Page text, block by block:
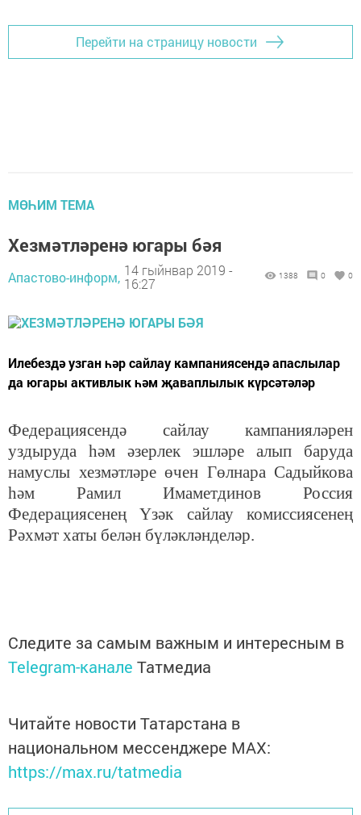
Перейти на страницу новости
МӨҺИМ ТЕМА
Хезмәтләренә югары бәя
Апастово-информ, 14 гыйнвар 2019 -
16:27
1388 0 0
Илебездә узган һәр сайлау кампаниясендә апаслылар
да югары активлык һәм җаваплылык күрсәтәләр
Федерациясендә сайлау кампанияләрен
уздыруда һәм әзерлек эшләре алып баруда
намуслы хезмәтләре өчен Гөлнара Садыйкова
һәм Рамил Имаметдинов Россия
Федерациясенең Үзәк сайлау комиссиясенең
Рәхмәт хаты белән бүләкләнделәр.
Следите за самым важным и интересным в
Telegram-канале Татмедиа
Читайте новости Татарстана в
национальном мессенджере MАХ:
https://max.ru/tatmedia